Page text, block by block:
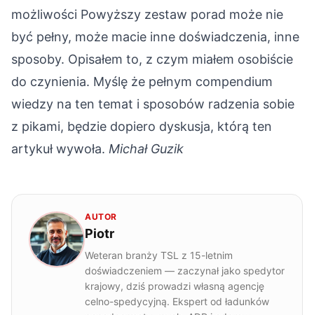
możliwości Powyższy zestaw porad może nie
być pełny, może macie inne doświadczenia, inne
sposoby. Opisałem to, z czym miałem osobiście
do czynienia. Myślę że pełnym compendium
wiedzy na ten temat i sposobów radzenia sobie
z pikami, będzie dopiero dyskusja, którą ten
artykuł wywoła. Michał Guzik
AUTOR
Piotr
Weteran branży TSL z 15-letnim
doświadczeniem — zaczynał jako spedytor
krajowy, dziś prowadzi własną agencję
celno-spedycyjną. Ekspert od ładunków